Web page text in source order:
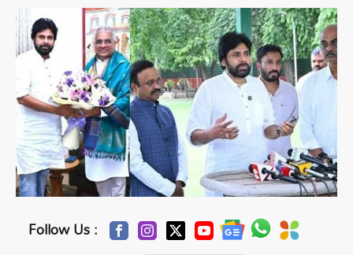
Follow Us :